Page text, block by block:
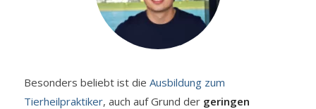
Besonders beliebt ist die Ausbildung zum
Tierheilpraktiker, auch auf Grund der geringen